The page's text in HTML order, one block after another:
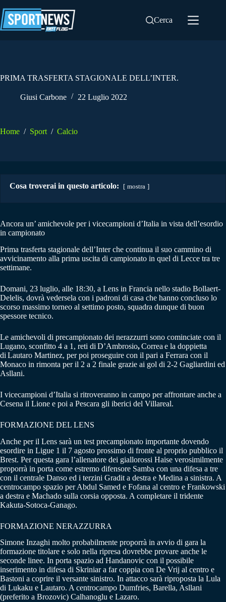
al
contenuto
Cerca
PRIMA TRASFERTA STAGIONALE DELL’INTER.
Giusi Carbone 22 Luglio 2022
Home / Sport / Calcio
Cosa troverai in questo articolo: mostra
Ancora un’ amichevole per i vicecampioni d’Italia in vista dell’esordio
in campionato
Prima trasferta stagionale dell’Inter che continua il suo cammino di
avvicinamento alla prima uscita di campionato in quel di Lecce tra tre
settimane.
Domani, 23 luglio, alle 18:30, a Lens in Francia nello stadio Bollaert-
Delelis, dovrà vedersela con i padroni di casa che hanno concluso lo
scorso massimo torneo al settimo posto, squadra dunque di buon
spessore tecnico.
Le amichevoli di precampionato dei nerazzurri sono cominciate con il
Lugano, sconfitto 4 a 1, reti di D’Ambrosio,Correa e la doppietta
di Lautaro Martinez, per poi proseguire con il pari a Ferrara con il
Monaco in rimonta per il 2 a 2 finale grazie ai gol di 2-2 Gagliardini ed
Asllani.
I vicecampioni d’Italia si ritroveranno in campo per affrontare anche a
Cesena il Lione e poi a Pescara gli iberici del Villareal.
FORMAZIONE DEL LENS
Anche per il Lens sarà un test precampionato importante dovendo
esordire in Ligue 1 il 7 agosto prossimo di fronte al proprio pubblico il
Brest. Per questa gara l’allenatore dei giallorossi Haise verosimilmente
proporrà in porta come estremo difensore Samba con una difesa a tre
con il centrale Danso ed i terzini Gradit a destra e Medina a sinistra. A
centrocampo spazio per Abdul Samed e Fofana al centro e Frankowski
a destra e Machado sulla corsia opposta. A completare il tridente
Kakuta-Sotoca-Ganago.
FORMAZIONE NERAZZURRA
Simone Inzaghi molto probabilmente proporrà in avvio di gara la
formazione titolare e solo nella ripresa dovrebbe provare anche le
seconde linee. In porta spazio ad Handanovic con il possibile
inserimento in difesa di Skriniar a far coppia con De Vrij al centro e
Bastoni a coprire il versante sinistro. In attacco sarà riproposta la Lula
di Lukaku e Lautaro. A centrocampo Dumfries, Barella, Asllani
(preferito a Brozovic) Calhanoglu e Lazaro.